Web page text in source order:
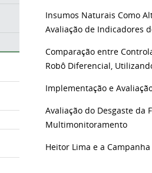
Insumos Naturais Como
Avaliação de Indicadores
Comparação entre
Robô Diferencial,
Implementação e
Avaliação do Desgaste da
Multimonitoramento
Heitor Lima e a